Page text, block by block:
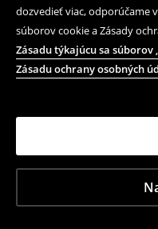
dozvedieť viac, odporúčame
súborov cookie a Zásady
Zásadu týkajúcu sa súborov
Zásadu ochrany osobných